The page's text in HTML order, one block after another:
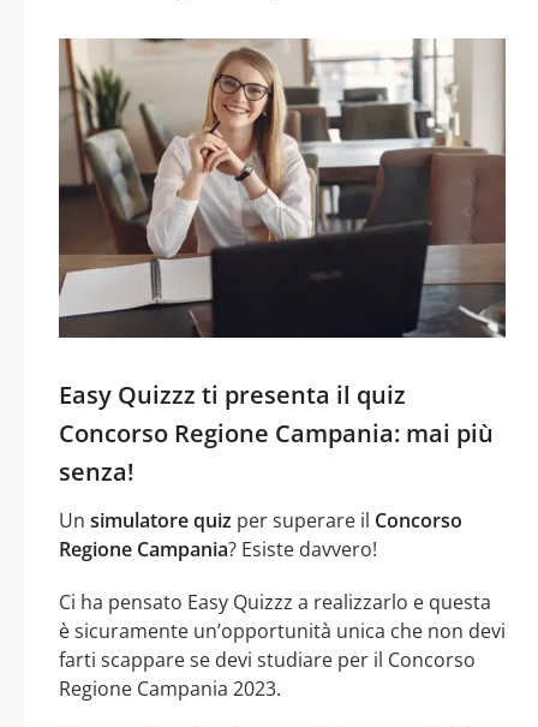
Easy Quizzz ti presenta il quiz
Concorso Regione Campania: mai più
senza!
Un simulatore quiz per superare il Concorso
Regione Campania? Esiste davvero!
Ci ha pensato Easy Quizzz a realizzarlo e questa
è sicuramente un’opportunità unica che non devi
farti scappare se devi studiare per il Concorso
Regione Campania 2023.